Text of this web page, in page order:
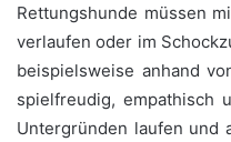
Rettungshunde müssen
verlaufen oder im
beispielsweise anhand
spielfreudig, empathisch
Untergründen laufen und